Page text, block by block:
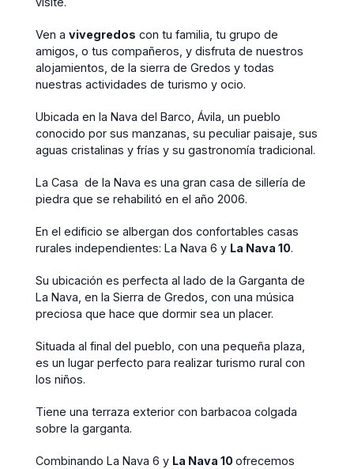
Ven a vivegredos con tu familia, tu grupo de
amigos, o tus compañeros, y disfruta de nuestros
alojamientos, de la sierra de Gredos y todas
nuestras actividades de turismo y ocio.
Ubicada en la Nava del Barco, Ávila, un pueblo
conocido por sus manzanas, su peculiar paisaje, sus
aguas cristalinas y frías y su gastronomía tradicional.
La Casa de la Nava es una gran casa de sillería de
piedra que se rehabilitó en el año 2006.
En el edificio se albergan dos confortables casas
rurales independientes: La Nava 6 y La Nava 10.
Su ubicación es perfecta al lado de la Garganta de
La Nava, en la Sierra de Gredos, con una música
preciosa que hace que dormir sea un placer.
Situada al final del pueblo, con una pequeña plaza,
es un lugar perfecto para realizar turismo rural con
los niños.
Tiene una terraza exterior con barbacoa colgada
sobre la garganta.
Combinando La Nava 6 y La Nava 10ofrecemos